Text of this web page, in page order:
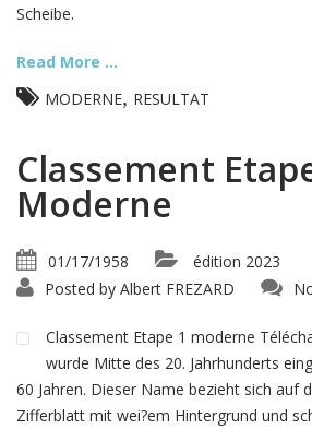
Scheibe.
Read More ...
MODERNE, RESULTAT
Classement
Moderne
01/17/1958
édition 2023
Posted by Albert FREZARD
Classement Etape 1 moderne
wurde Mitte des 20. Jahrhunderts
60 Jahren. Dieser Name bezieht sich auf
Zifferblatt mit wei?em Hintergrund und